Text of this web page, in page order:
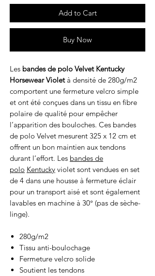
Add to Cart
Buy Now
Les bandes de polo Velvet Kentucky
Horsewear Violetà densité de 280g/m2
comportent une fermeture velcro simple
et ont été conçues dans un tissu en fibre
polaire de qualité pour empêcher
l’apparition des bouloches. Ces bandes
de polo Velvet mesurent 325 x 12 cm et
offrent un bon maintien aux tendons
durant l’effort. Les bandes de
polo Kentucky violet sont vendues en set
de 4 dans une housse à fermeture éclair
pour un transport aisé et sont également
lavables en machine à 30° (pas de sèche-
linge).
280g/m2
Tissu anti-boulochage
Fermeture velcro solide
Soutient les tendons